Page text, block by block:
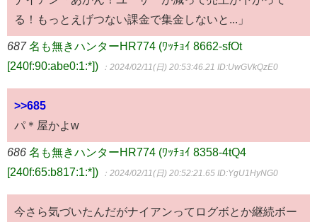
る！もっとえげつない課金で集金しないと...」
687 名も無きハンターHR774 (ﾜｯﾁｮｲ 8662-sfOt
[240f:90:abe0:1:*])
：2024/02/11(日) 20:53:46.21 ID:UwGVkQzE0
>>685
パ＊屋かよw
686 名も無きハンターHR774 (ﾜｯﾁｮｲ 8358-4tQ4
[240f:65:b817:1:*])
：2024/02/11(日) 20:52:21.65 ID:YgU1HyNG0
今さら気づいたんだがナイアンってログボとか継続ボー